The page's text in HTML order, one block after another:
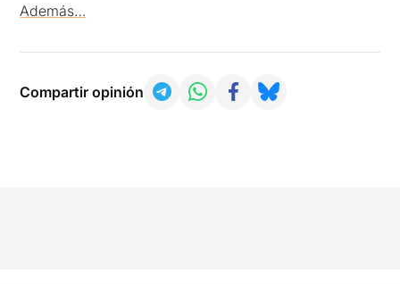
Además…
Compartir opinión